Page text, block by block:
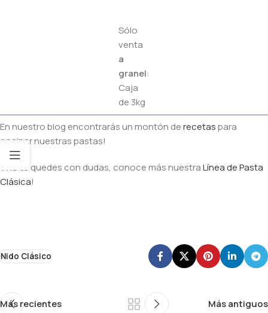
Sólo
venta
a
granel:
Caja
de 3kg
En nuestro blog encontrarás un montón derecetaspara
cocinar nuestras pastas!
Y no te quedes con dudas, conoce más nuestraLínea de Pasta
Clásica!
Nido Clásico
Más recientes Más antiguos